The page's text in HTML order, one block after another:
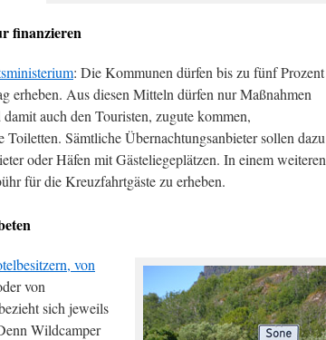
finanzieren
: Die Kommunen dürfen bis zu fünf Prozent
erheben. Aus diesen Mitteln dürfen nur Maßnahmen
auch den Touristen, zugute kommen,
Sämtliche Übernachtungsanbieter sollen dazu
oder Häfen mit Gästeliegeplätzen. In einem weiteren
für die Kreuzfahrtgäste zu erheben.
von
von
sich jeweils
Wildcamper